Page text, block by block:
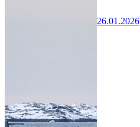
26.01.2026